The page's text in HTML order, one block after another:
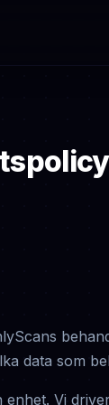
data som
enhet. Vi